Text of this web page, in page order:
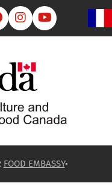
 
FOOD EMBASSY•